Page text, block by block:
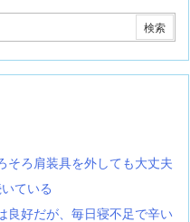
そろ肩装具を外しても大丈夫
ている
良好だが、毎日寝不足で辛い